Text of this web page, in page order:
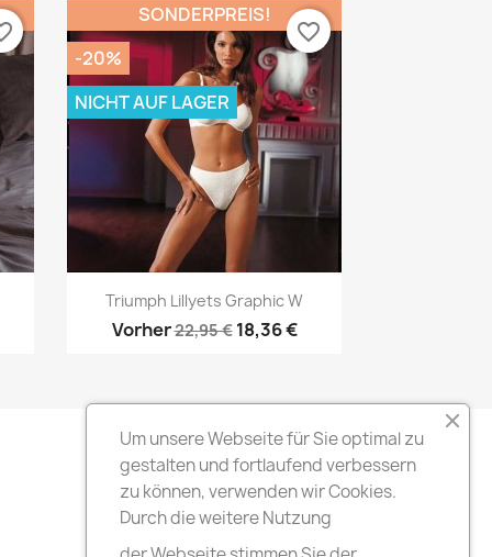
 Vorschau
Triumph Lillyets Graphic W
Vorher22,95 € 18,36 €
SONDERPREIS!
-20%
NICHT AUF LAGER
favorite_border
Um unsere Webseite für Sie optimal zu
gestalten und fortlaufend verbessern
zu können, verwenden wir Cookies.
Durch die weitere Nutzung